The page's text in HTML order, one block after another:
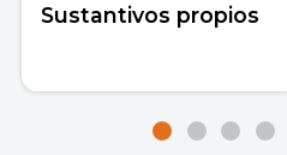
Sustantivos propios